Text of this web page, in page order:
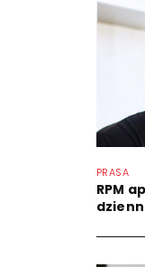
PRASA
RPM